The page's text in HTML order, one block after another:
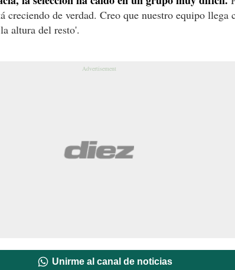
creciendo de verdad. Creo que nuestro equipo llega
altura del resto'.
Unirme al canal de noticias